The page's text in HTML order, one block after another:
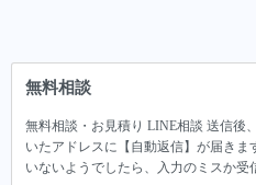
無料相談
無料相談・お見積り LINE相談 送信後
いたアドレスに【自動返信】が届きま
いないようでしたら、入力のミスか受